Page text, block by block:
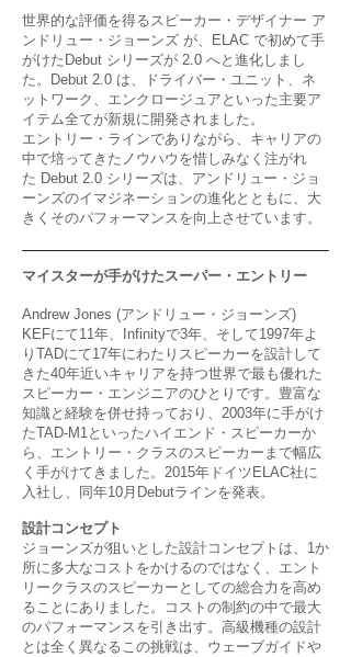
世界的な評価を得るスピーカー・デザイナー ア
ンドリュー・ジョーンズ が、ELAC で初めて手
がけたDebut シリーズが 2.0 へと進化しまし
た。Debut 2.0 は、ドライバー・ユニット、ネ
ットワーク、エンクロージュアといった主要ア
イテム全てが新規に開発されました。
エントリー・ラインでありながら、キャリアの
中で培ってきたノウハウを惜しみなく注がれ
た Debut 2.0 シリーズは、アンドリュー・ジョ
ーンズのイマジネーションの進化とともに、大
きくそのパフォーマンスを向上させています。
マイスターが手がけたスーパー・エントリー
Andrew Jones (アンドリュー・ジョーンズ)
KEFにて11年、Infinityで3年、そして1997年よ
りTADにて17年にわたりスピーカーを設計して
きた40年近いキャ リアを持つ世界で最も優れた
スピーカー・エンジニアのひとりです。豊富な
知識と経験を併せ持っており、2003年に手がけ
たTAD-M1といったハイエンド・スピーカーか
ら、エントリー・クラスのスピーカーまで幅広
く手がけてき ました。2015年ドイツELAC社に
入社し、同年10月Debutラインを発表。
設計コンセプト
ジョーンズが狙いとした設計コンセプトは、1か
所に多大なコストをかけるのではなく、エント
リークラスのスピー カーとしての総合力を高め
ることにありました。コストの制約の中で最大
のパフォーマンスを引き出す。高級機種の設計
とは全く異なるこの挑戦は、ウェーブガイドや